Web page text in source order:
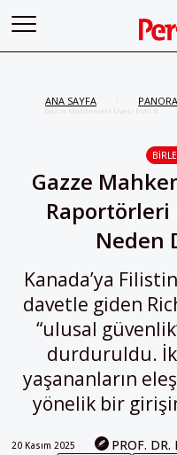
ANA SAYFA
Gazze Mahkemesi Üyesi Eski BM
Gazze
Raportörleri
Neden
Kanada’ya
davetle giden
“ulusal
durduruldu.
yaşananların
yönelik bir
20 Kasım 2025 PROF. DR.